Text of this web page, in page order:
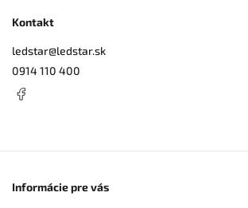
Kontakt
ledstar@ledstar.sk
0914 110 400
Informácie pre vás